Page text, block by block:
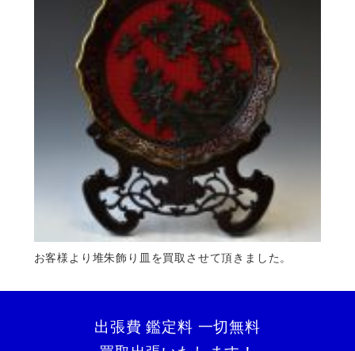
お客様より堆朱飾り皿を買取させて頂きました。
出張費 鑑定料 一切無料